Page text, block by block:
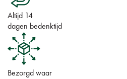
Altijd 14
dagen bedenktijd
Bezorgd waar